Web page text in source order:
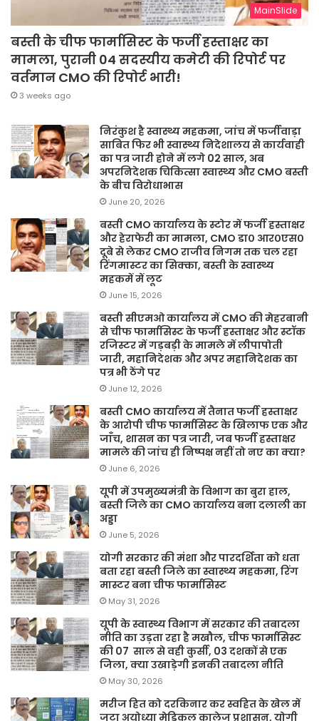
MainSlide
बस्ती के चीफ फार्मासिस्ट के फर्जी हस्ताक्षर का
मामला, पुरानी 04 सदस्यीय कमेटी की रिपोर्ट पर
वर्तमान CMO की रिपोर्ट भारी!
3 weeks ago
निरंकुश है स्वास्थ्य महकमा, जांच में फर्जीवाड़ा
साबित फिर भी स्वास्थ्य निदेशालय से कार्यवाही
का पत्र जारी होने में लगे 02 साल, अब
अपरनिदेशक चिकित्सा स्वास्थ्य और CMO बस्ती
के बीच विरोधाभास
June 20, 2026
बस्ती CMO कार्यालय के स्टोर में फर्जी हस्ताक्षर
और हेराफेरी का मामला, CMO डा० आर०एस०
दूबे से लेकर CMO राजीव निगम तक चल रहा
रिंगमास्टर का सिक्का, बस्ती के स्वास्थ्य
महकमें में लूट
June 15, 2026
बस्ती सीएमओ कार्यालय में CMO की मेहरबानी
से चीफ फार्मासिस्ट के फर्जी हस्ताक्षर और स्टॉक
रजिस्टर में गड़बड़ी के मामले में लीपापोती
जारी, महानिदेशक और अपर महानिदेशक का
पत्र भी ठेंगे पर
June 12, 2026
बस्ती CMO कार्यालय में तैनात फर्जी हस्ताक्षर
के आरोपी चीफ फार्मासिस्ट के खिलाफ एक और
जाँच, शासन का पत्र जारी, जब फर्जी हस्ताक्षर
मामले की जांच ही निष्पक्ष नहीं तो नए का क्या?
June 6, 2026
यूपी में उपमुख्यमंत्री के विभाग का बुरा हाल,
बस्ती जिले का CMO कार्यालय बना दलाली का
अड्डा
June 5, 2026
योगी सरकार की मंशा और पारदर्शिता को धता
बता रहा बस्ती जिले का स्वास्थ्य महकमा, रिंग
मास्टर बना चीफ फार्मासिस्ट
May 31, 2026
यूपी के स्वास्थ्य विभाग में सरकार की तबादला
नीति का उड़ता रहा है मखौल, चीफ फार्मासिस्ट
की 07 साल से वही कुर्सी, 03 दशकों से एक
जिला, क्या उखाड़ेगी इनकी तबादला नीति
May 30, 2026
मरीज हित को दरकिनार कर स्वहित के खेल में
जुटा अयोध्या मेडिकल कालेज प्रशासन, योगी